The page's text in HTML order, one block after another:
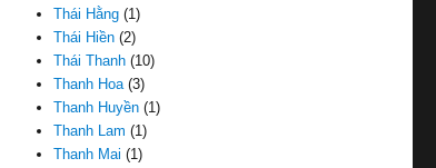
Thái Hằng (1)
Thái Hiền (2)
Thái Thanh (10)
Thanh Hoa(3)
Thanh Huyền (1)
Thanh Lam (1)
Thanh Mai (1)